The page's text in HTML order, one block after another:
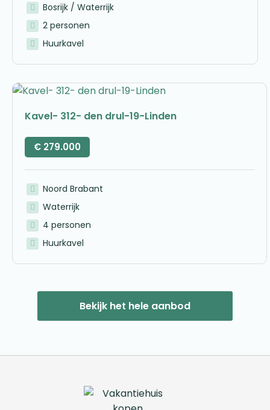
Bosrijk / Waterrijk
2 personen
Huurkavel
Kavel- 312- den drul-19-Linden
€ 279.000
Noord Brabant
Waterrijk
4 personen
Huurkavel
Bekijk het hele aanbod